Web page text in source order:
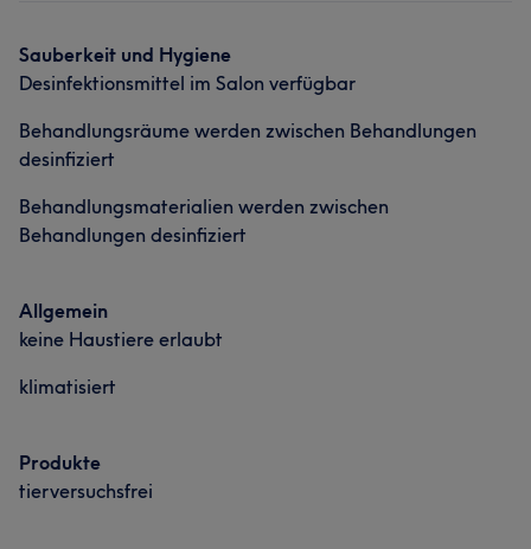
Portfolio
Sauberkeit und Hygiene
Desinfektionsmittel im Salon verfügbar
Behandlungsräume werden zwischen Behandlungen
desinfiziert
Behandlungsmaterialien werden zwischen
Behandlungen desinfiziert
Allgemein
keine Haustiere erlaubt
klimatisiert
Produkte
tierversuchsfrei